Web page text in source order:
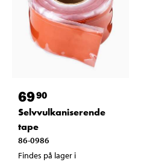
6990
Selvvulkaniserende
tape
86-0986
Findes på lager i